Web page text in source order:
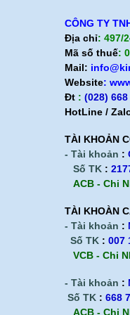
CÔNG TY
Địa chỉ: 497/
Mã số thuế:
Mail:
Website:
Đt : (028)
HotLine /
TÀI KHOẢN
- Tài khoản :
Số TK :
ACB - Chi
TÀI KHOÀN
- Tài khoản :
Số TK : 007
VCB - Chi
- Tài khoản :
Số TK : 668
ACB - Chi